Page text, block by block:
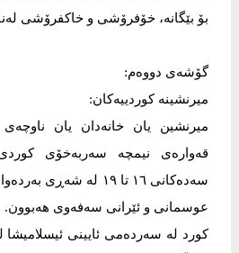
بۆ بێگانە، خۆفرۆشی و خاکفرۆشی
گۆشەی دووەم:
میرنشینە کوردییەکان:
میرنشین یان خانەدان یان
قەوارەی نیمچە سەربەخۆی
سەدەکانی ١٦ تا ١٩ لە
عوسمانی و ئێرانی سەفەوی ھەبوون.
کورد لە سەردەمی ئایینی ئیسلامیشا